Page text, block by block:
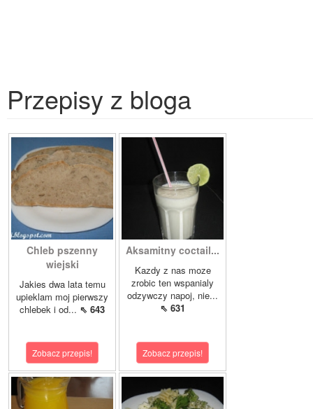
Przepisy z bloga
Chleb pszenny
wiejski
Jakies dwa lata temu
upieklam moj pierwszy
chlebek i od... ⇖ 643
Zobacz przepis!
Aksamitny coctail...
Kazdy z nas moze
zrobic ten wspanialy
odzywczy napoj, nie...
⇖ 631
Zobacz przepis!